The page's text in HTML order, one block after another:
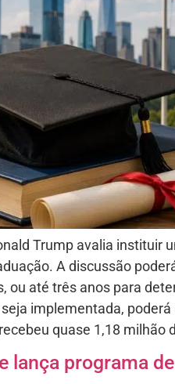
Trump avalia instituir
A discussão
ou até três anos para
implementada,
quase 1,18
lança programa